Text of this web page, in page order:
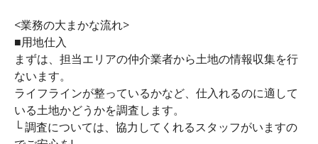
<業務の大まかな流れ>
■用地仕入
まずは、担当エリアの仲介業者から土地の情報収集を行
ないます。
ライフラインが整っているかなど、仕入れるのに適して
いる土地かどうかを調査します。
└ 調査については、協力してくれるスタッフがいますの